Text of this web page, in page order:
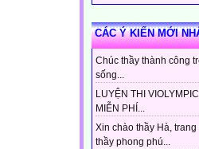
CÁC Ý KIẾN MỚI
Chúc thầy thành công
sống...
LUYỆN THI
MIỄN PHÍ...
Xin chào thầy Hà,
thầy phong phú...